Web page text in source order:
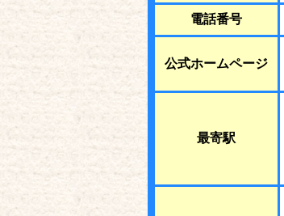
電話番号
公式ホームページ
最寄駅